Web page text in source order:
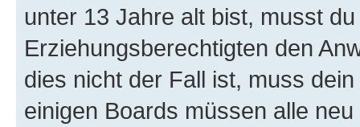
unter 13 Jahre alt bist, musst
Erziehungsberechtigten den
dies nicht der Fall ist, muss
einigen Boards müssen alle